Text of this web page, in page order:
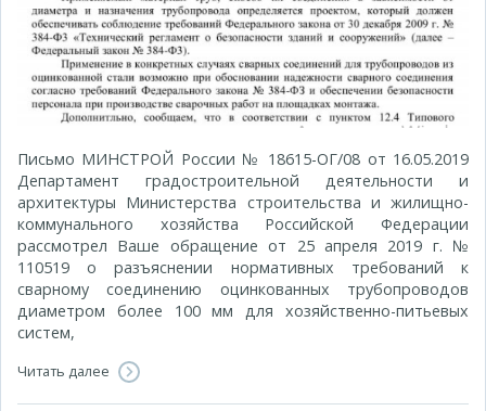
Письмо МИНСТРОЙ России № 18615-ОГ/08 от 16.05.2019
Департамент градостроительной деятельности и
архитектуры Министерства строительства и жилищно-
коммунального хозяйства Российской Федерации
рассмотрел Ваше обращение от 25 апреля 2019 г. №
110519 о разъяснении нормативных требований к
сварному соединению оцинкованных трубопроводов
диаметром более 100 мм для хозяйственно-питьевых
систем,
Читать далее